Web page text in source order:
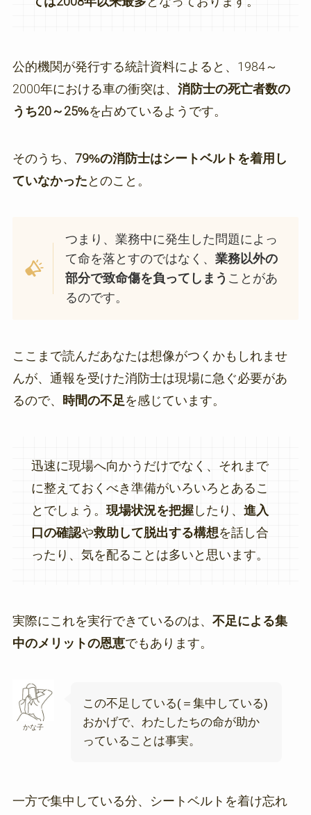
公的機関が発行する統計資料によると、1984～
2000年における車の衝突は、 消防士の死亡者数の
うち20～25%を占めているようです。
そのうち、 79%の消防士はシートベルトを着用し
ていなかった とのこと。
つまり、業務中に発生した問題によっ
て命を落とすのではなく、業務以外の
部分で致命傷を負ってしまう ことがあ
るのです。
ここまで読んだあなたは想像がつくかもしれませ
んが、通報を受けた消防士は現場に急ぐ必要があ
るので、
時間の不足 を感じています。
迅速に現場へ向かうだけでなく、それまで
に整えておくべき準備がいろいろとあるこ
とでしょう。 現場状況を把握したり、 進入
口の確認や救助して脱出する構想を話し合
ったり、気を配ることは多いと思います。
実際にこれを実行できているのは、 不足による集
中のメリットの恩恵でもあります。
かな子
この不足している(＝集中している)
おかげで、わたしたちの命が助か
っていることは事実。
一方で集中している分、シートベルトを着け忘れ